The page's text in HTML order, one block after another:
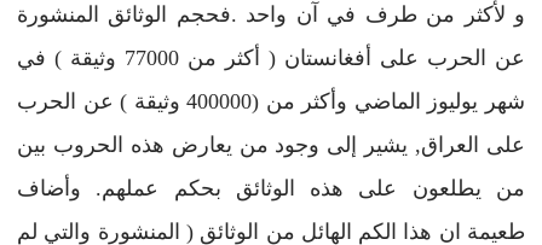
و لأكثر من طرف في آن واحد .فحجم الوثائق المنشورة
عن الحرب على أفغانستان ( أكثر من 77000 وثيقة ) في
شهر يوليوز الماضي وأكثر من (400000 وثيقة ) عن الحرب
على العراق, يشير إلى وجود من يعارض هذه الحروب بين
من يطلعون على هذه الوثائق بحكم عملهم. وأضاف
طعيمة ان هذا الكم الهائل من الوثائق ( المنشورة والتي لم